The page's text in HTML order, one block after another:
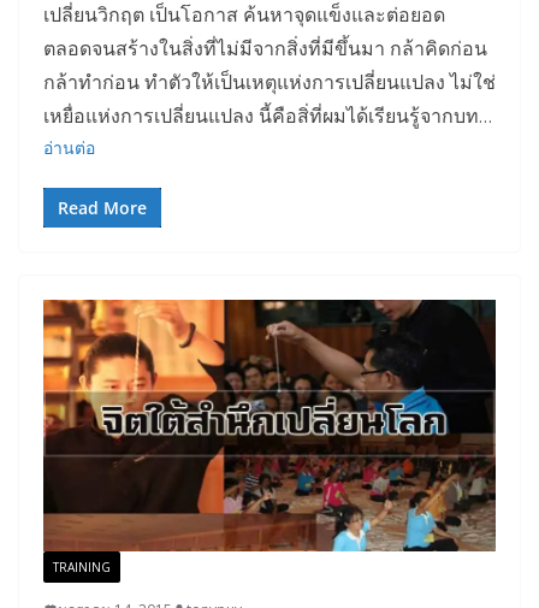
เปลี่ยนวิกฤต เป็นโอกาส ค้นหาจุดแข็งและต่อยอด
ตลอดจนสร้างในสิ่งที่ไม่มีจากสิ่งที่มีขึ้นมา กล้าคิดก่อน
กล้าทำก่อน ทำตัวให้เป็นเหตุแห่งการเปลี่ยนแปลง ไม่ใช่
เหยื่อแห่งการเปลี่ยนแปลง นี้คือสิ่ที่ผมได้เรียนรู้จากบท…
อ่านต่อ
Read More
TRAINING